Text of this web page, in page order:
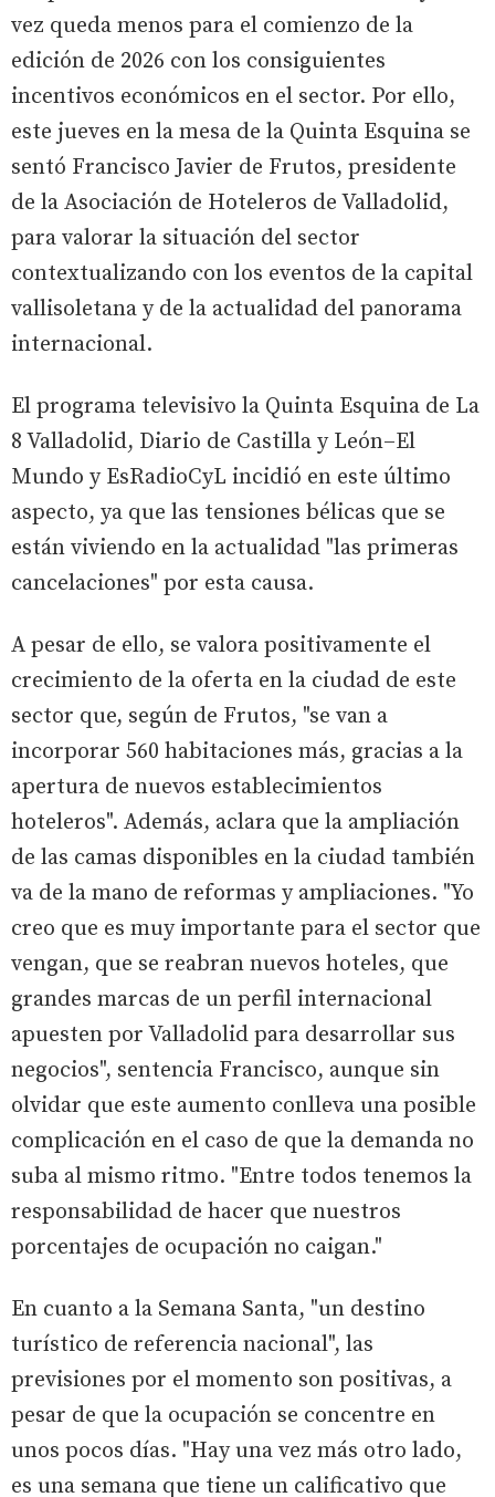
vez queda menos para el comienzo de la
edición de 2026 con los consiguientes
incentivos económicos en el sector. Por ello,
este jueves en la mesa de la Quinta Esquina se
sentó Francisco Javier de Frutos, presidente
de la Asociación de Hoteleros de Valladolid,
para valorar la situación del sector
contextualizando con los eventos de la capital
vallisoletana y de la actualidad del panorama
internacional.
El programa televisivo la Quinta Esquina de La
8 Valladolid, Diario de Castilla y León–El
Mundo y EsRadioCyL incidió en este último
aspecto, ya que las tensiones bélicas que se
están viviendo en la actualidad "las primeras
cancelaciones" por esta causa.
A pesar de ello, se valora positivamente el
crecimiento de la oferta en la ciudad de este
sector que, según de Frutos, "se van a
incorporar 560 habitaciones más, gracias a la
apertura de nuevos establecimientos
hoteleros". Además, aclara que la ampliación
de las camas disponibles en la ciudad también
va de la mano de reformas y ampliaciones. "Yo
creo que es muy importante para el sector que
vengan, que se reabran nuevos hoteles, que
grandes marcas de un perfil internacional
apuesten por Valladolid para desarrollar sus
negocios", sentencia Francisco, aunque sin
olvidar que este aumento conlleva una posible
complicación en el caso de que la demanda no
suba al mismo ritmo. "Entre todos tenemos la
responsabilidad de hacer que nuestros
porcentajes de ocupación no caigan."
En cuanto a la Semana Santa, "un destino
turístico de referencia nacional", las
previsiones por el momento son positivas, a
pesar de que la ocupación se concentre en
unos pocos días. "Hay una vez más otro lado,
es una semana que tiene un calificativo que